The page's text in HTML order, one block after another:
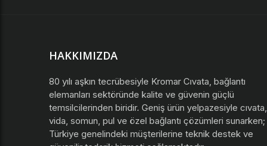
HAKKIMIZDA
80 yılı aşkın tecrübesiyle Kromar Cıvata, bağlantı
elemanları sektöründe kalite ve güvenin güçlü
temsilcilerinden biridir. Geniş ürün yelpazesiyle cıvata,
vida, somun, pul ve özel bağlantı çözümleri sunarken;
Türkiye genelindeki müşterilerine teknik destek ve